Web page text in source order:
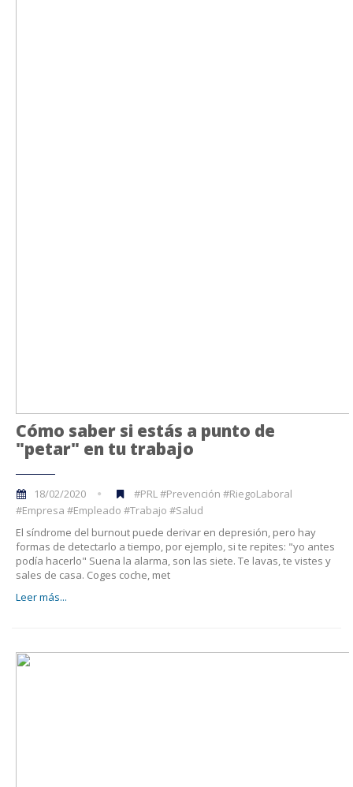
Cómo saber si estás a punto de
"petar" en tu trabajo
18/02/2020
#PRL #Prevención #RiegoLaboral
#Empresa #Empleado #Trabajo #Salud
El síndrome del burnout puede derivar en depresión, pero hay
formas de detectarlo a tiempo, por ejemplo, si te repites: "yo antes
podía hacerlo" Suena la alarma, son las siete. Te lavas, te vistes y
sales de casa. Coges coche, met
Leer más...